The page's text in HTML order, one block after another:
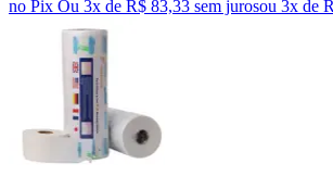
no Pix Ou 3x de R$ 83,33 sem jurosou 3x de